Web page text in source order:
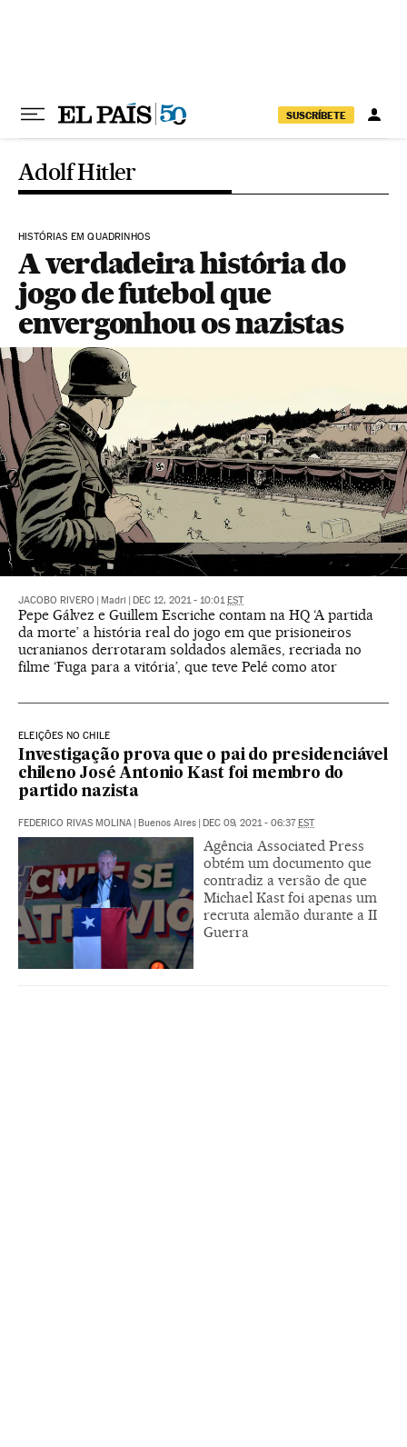
SUSCRÍBETE
Adolf Hitler
HISTÓRIAS EM QUADRINHOS
A verdadeira história do
jogo de futebol que
envergonhou os nazistas
JACOBO RIVERO Madri DEC 12, 2021 - 10:01 EST
Pepe Gálvez e Guillem Escriche contam na HQ ‘A partida
da morte’ a história real do jogo em que prisioneiros
ucranianos derrotaram soldados alemães, recriada no
filme ‘Fuga para a vitória’, que teve Pelé como ator
ELEIÇÕES NO CHILE
Investigação prova que o pai do presidenciável
chileno José Antonio Kast foi membro do
partido nazista
FEDERICO RIVAS MOLINA Buenos Aires DEC 09, 2021 - 06:37 EST
Agência Associated Press
obtém um documento que
contradiz a versão de que
Michael Kast foi apenas um
recruta alemão durante a II
Guerra